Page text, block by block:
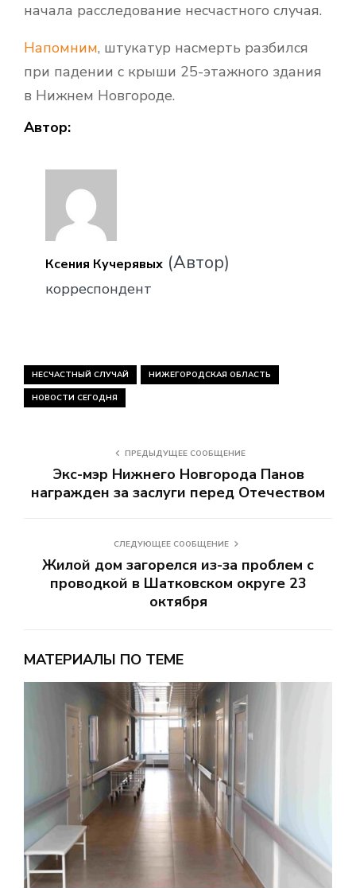
начала расследование несчастного случая.
Напомним, штукатур насмерть разбился
при падении с крыши 25-этажного здания
в Нижнем Новгороде.
Автор:
Ксения Кучерявых (Автор)
корреспондент
НЕСЧАСТНЫЙ СЛУЧАЙ НИЖЕГОРОДСКАЯ ОБЛАСТЬ
НОВОСТИ СЕГОДНЯ
ПРЕДЫДУЩЕЕ СООБЩЕНИЕ
Экс-мэр Нижнего Новгорода Панов
награжден за заслуги перед Отечеством
СЛЕДУЮЩЕЕ СООБЩЕНИЕ
Жилой дом загорелся из-за проблем с
проводкой в Шатковском округе 23
октября
МАТЕРИАЛЫ ПО ТЕМЕ